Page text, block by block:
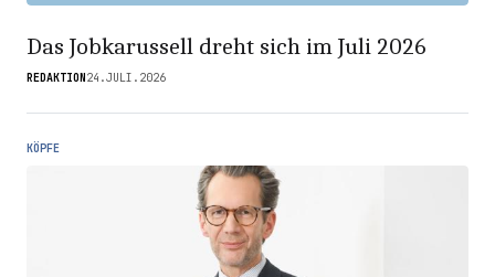
Das Jobkarussell dreht sich im Juli 2026
REDAKTION 24.JULI.2026
KÖPFE